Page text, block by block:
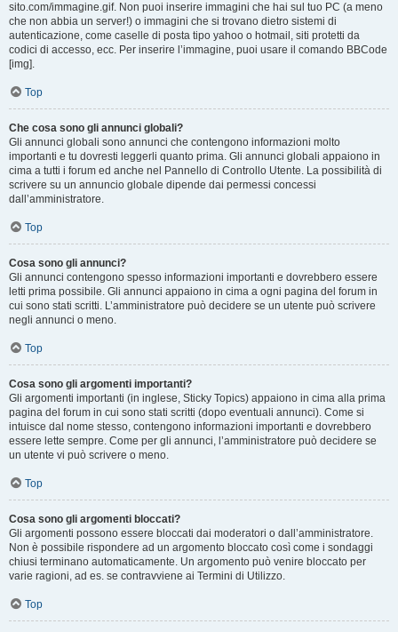
sito.com/immagine.gif. Non puoi inserire immagini che hai sul tuo PC (a meno
che non abbia un server!) o immagini che si trovano dietro sistemi di
autenticazione, come caselle di posta tipo yahoo o hotmail, siti protetti da
codici di accesso, ecc. Per inserire l’immagine, puoi usare il comando BBCode
[img].
Top
Che cosa sono gli annunci globali?
Gli annunci globali sono annunci che contengono informazioni molto
importanti e tu dovresti leggerli quanto prima. Gli annunci globali appaiono in
cima a tutti i forum ed anche nel Pannello di Controllo Utente. La possibilità di
scrivere su un annuncio globale dipende dai permessi concessi
dall’amministratore.
Top
Cosa sono gli annunci?
Gli annunci contengono spesso informazioni importanti e dovrebbero essere
letti prima possibile. Gli annunci appaiono in cima a ogni pagina del forum in
cui sono stati scritti. L’amministratore può decidere se un utente può scrivere
negli annunci o meno.
Top
Cosa sono gli argomenti importanti?
Gli argomenti importanti (in inglese, Sticky Topics) appaiono in cima alla prima
pagina del forum in cui sono stati scritti (dopo eventuali annunci). Come si
intuisce dal nome stesso, contengono informazioni importanti e dovrebbero
essere lette sempre. Come per gli annunci, l’amministratore può decidere se
un utente vi può scrivere o meno.
Top
Cosa sono gli argomenti bloccati?
Gli argomenti possono essere bloccati dai moderatori o dall’amministratore.
Non è possibile rispondere ad un argomento bloccato così come i sondaggi
chiusi terminano automaticamente. Un argomento può venire bloccato per
varie ragioni, ad es. se contravviene ai Termini di Utilizzo.
Top